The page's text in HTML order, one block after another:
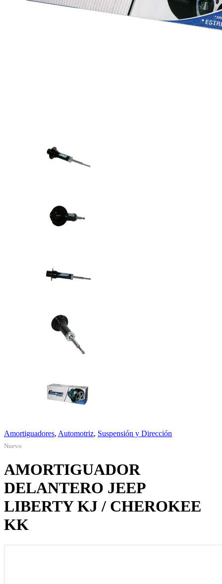
Amortiguadores, Automotriz, Suspensión y Dirección
Nuevo
AMORTIGUADOR
DELANTERO JEEP
LIBERTY KJ / CHEROKEE
KK